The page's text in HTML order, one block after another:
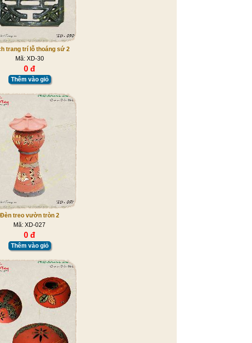
trang trí lỗ thoáng sứ 2
Mã: XD-30
0 đ
Thêm vào giỏ
Đèn treo vườn tròn 2
Mã: XD-027
0 đ
Thêm vào giỏ